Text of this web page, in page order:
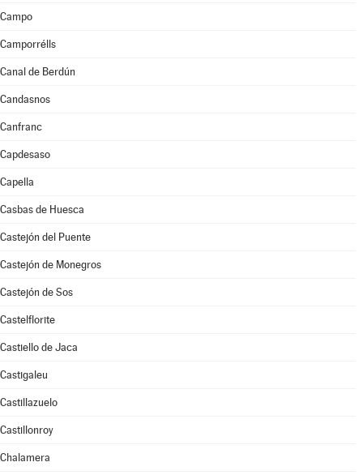
Campo
Camporrélls
Canal de Berdún
Candasnos
Canfranc
Capdesaso
Capella
Casbas de Huesca
Castejón del Puente
Castejón de Monegros
Castejón de Sos
Castelflorite
Castiello de Jaca
Castigaleu
Castillazuelo
Castillonroy
Chalamera